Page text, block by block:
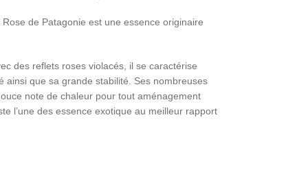
de Patagonie est une essence originaire
des reflets roses violacés, il se caractérise
ainsi que sa grande stabilité. Ses nombreuses
note de chaleur pour tout aménagement
l’une des essence exotique au meilleur rapport